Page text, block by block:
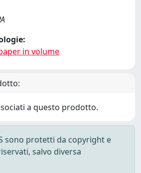
in volume
a questo prodotto.
sono protetti da copyright e
salvo diversa